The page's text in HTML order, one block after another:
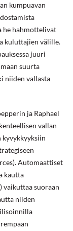
kumpuavan
he hahmottelivat
kuluttajien välille.
juuri
suurta
niiden vallasta
ja Raphael
vallan
kyvykkyyksiin
Automaattiset
kautta
vaikuttaa suoraan
niiden